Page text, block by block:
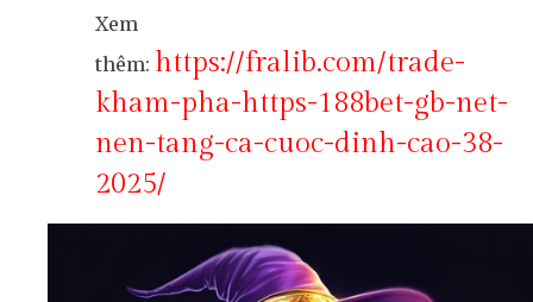
Xem
thêm: https://fralib.com/trade-
kham-pha-https-188bet-gb-net-
nen-tang-ca-cuoc-dinh-cao-38-
2025/